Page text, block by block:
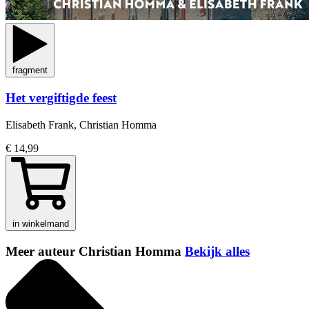
fragment
Het vergiftigde feest
Elisabeth Frank, Christian Homma
€ 14,99
in winkelmand
Meer auteur Christian Homma Bekijk alles